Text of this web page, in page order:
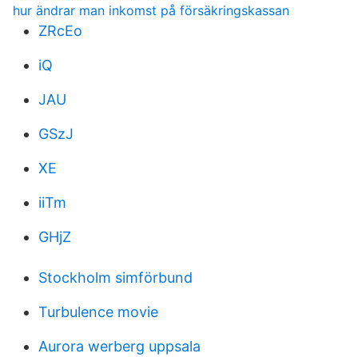
hur ändrar man inkomst på försäkringskassan
ZRcEo
iQ
JAU
GSzJ
XE
iiTm
GHjZ
Stockholm simförbund
Turbulence movie
Aurora werberg uppsala